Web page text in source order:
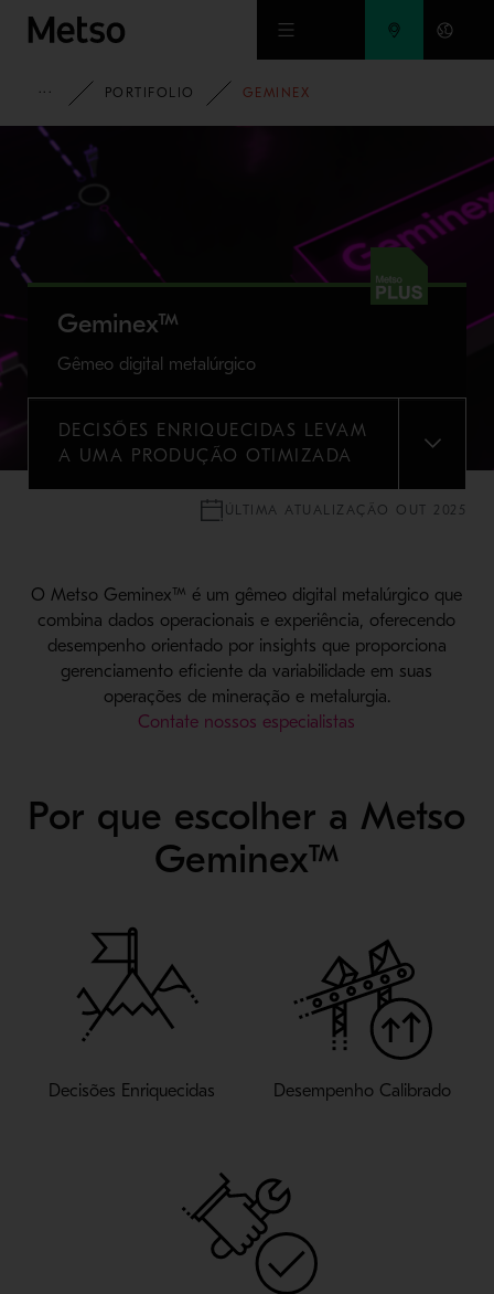
Ir para o conteúdo principal
METSO
PORTIFOLIO GEMINEX
Geminex™
Gêmeo digital metalúrgico
DECISÕES ENRIQUECIDAS LEVAM
A UMA PRODUÇÃO OTIMIZADA
MENU
ÚLTIMA ATUALIZAÇÃO OUT 2025
O Metso Geminex™ é um gêmeo digital metalúrgico que
combina dados operacionais e experiência, oferecendo
desempenho orientado por insights que proporciona
gerenciamento eficiente da variabilidade em suas
operações de mineração e metalurgia.
Contate nossos especialistas
Por que escolher a Metso
Geminex™
Decisões Enriquecidas Desempenho Calibrado